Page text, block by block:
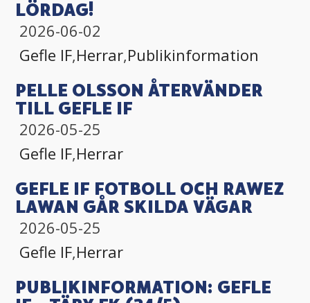
LÖRDAG!
2026-06-02
Gefle IF,Herrar,Publikinformation
PELLE OLSSON ÅTERVÄNDER
TILL GEFLE IF
2026-05-25
Gefle IF,Herrar
GEFLE IF FOTBOLL OCH RAWEZ
LAWAN GÅR SKILDA VÄGAR
2026-05-25
Gefle IF,Herrar
PUBLIKINFORMATION: GEFLE